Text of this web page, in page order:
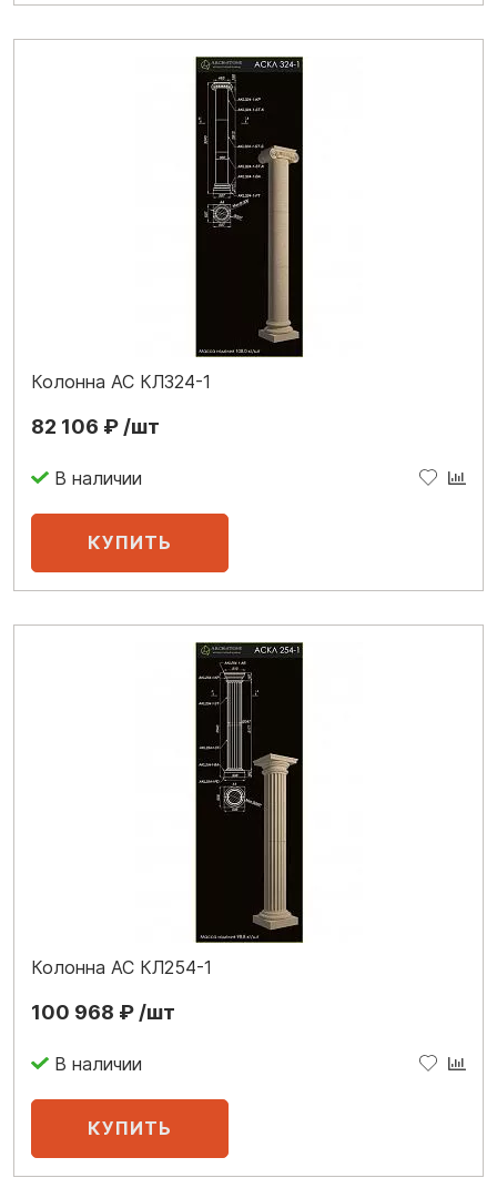
Колонна АС КЛ324-1
82 106 ₽ /шт
Колонна АС КЛ254-1
100 968 ₽ /шт